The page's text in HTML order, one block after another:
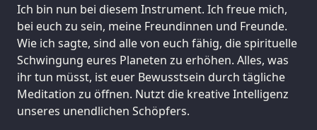
Ich bin nun bei diesem Instrument. Ich freue mich,
bei euch zu sein, meine Freundinnen und Freunde.
Wie ich sagte, sind alle von euch fähig, die spirituelle
Schwingung eures Planeten zu erhöhen. Alles, was
ihr tun müsst, ist euer Bewusstsein durch tägliche
Meditation zu öffnen. Nutzt die kreative Intelligenz
unseres unendlichen Schöpfers.